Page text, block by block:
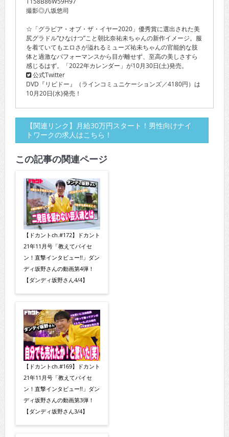
撮影◎八坂悠司
☆「グラビア・オブ・ザ・イヤー2020」優秀賞に選出された美
尻グラドル“ひなけつ”こと朝比奈祐未ちゃんの新作イメージ。服
を着ていてもエロさが溢れるミューズ祐未ちゃんの官能的な肢
体と過激なパフォーマンスから目が離せず、至高の美しさすら
感じるはず。「2022年カレンダー」が10月30日(土)発売。
公式Twitter
DVD『リビドー』（ラインコミュニケーションズ／4180円）は
10月20日(水)発売！
【関連リンク】月給30万円スタート！男性向けナイ
トワークの求人はこちら！
この記事の関連ページ
【ドカントch.#172】ドカント
21年11月号「教えてパイセ
ン！直撃インタビュー!!」ダン
ディ坂野さんの動画第4弾！
【ダンディ坂野さん4/4】
【ドカントch.#169】ドカント
21年11月号「教えてパイセ
ン！直撃インタビュー!!」ダン
ディ坂野さんの動画第3弾！
【ダンディ坂野さん3/4】